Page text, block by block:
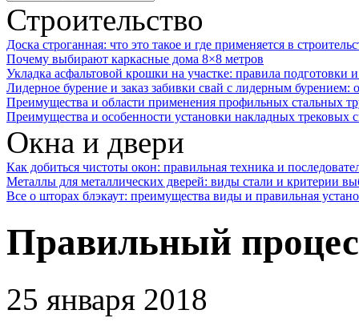
Строительство
Доска строганная: что это такое и где применяется в
Почему выбирают каркасные дома 8×8 метров
Укладка асфальтовой крошки на участке: правила подготовки
Лидерное бурение и заказ забивки свай с лидерным бурением:
Преимущества и области применения профильных стальных
Преимущества и особенности установки накладных трековых
Окна и двери
Как добиться чистоты окон: правильная техника и
Металлы для металлических дверей: виды стали и критерии
Все о шторах блэкаут: преимущества виды и правильная
Правильный
25 января 2018